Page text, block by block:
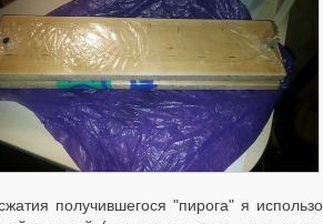
получившегося "пирога" я